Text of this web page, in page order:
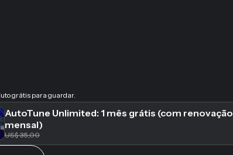
grátis para guardar.
AutoTune Unlimited: 1 mês grátis (com renovação
mensal)
US$ 35,00